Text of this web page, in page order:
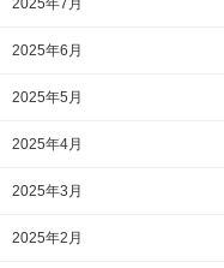
2025年6月
2025年5月
2025年4月
2025年3月
2025年2月